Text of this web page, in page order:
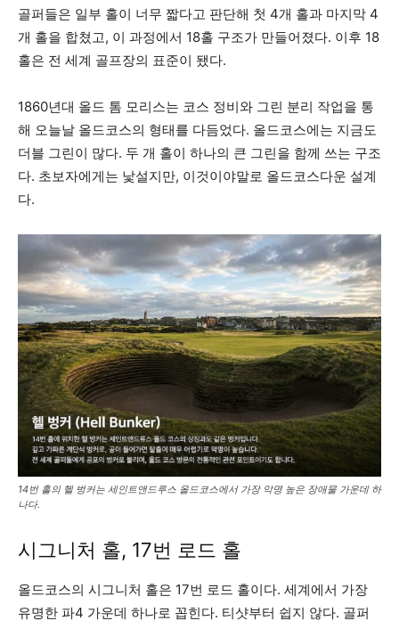
골퍼들은 일부 홀이 너무 짧다고 판단해 첫 4개 홀과 마지막 4
개 홀을 합쳤고, 이 과정에서 18홀 구조가 만들어졌다. 이후 18
홀은 전 세계 골프장의 표준이 됐다.
1860년대 올드 톰 모리스는 코스 정비와 그린 분리 작업을 통
해 오늘날 올드코스의 형태를 다듬었다. 올드코스에는 지금도
더블 그린이 많다. 두 개 홀이 하나의 큰 그린을 함께 쓰는 구조
다. 초보자에게는 낯설지만, 이것이야말로 올드코스다운 설계
다.
14번 홀의 헬 벙커는 세인트앤드루스 올드코스에서 가장 악명 높은 장애물 가운데 하
나다.
시그니처 홀, 17번 로드 홀
올드코스의 시그니처 홀은 17번 로드 홀이다. 세계에서 가장
유명한 파4 가운데 하나로 꼽힌다. 티샷부터 쉽지 않다. 골퍼